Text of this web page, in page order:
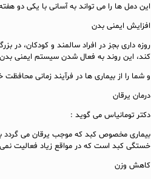
این دمل ها را می تواند به آسانی با یکی دو
افزایش ایمنی بدن
روزه داری بجز در افراد سالمند و کودکان،
کند، این روند به فعال شدن سیستم ایمنی
و شما را از بیماری ها در فرآیند زمانی محافظت
درمان یرقان
دکتر تومانیاس می گوید :
بیماری مخصوص کبد که موجب یرقان می گردد
خستگی کبد است که در مواقع زیاد فعالیت نمی
کاهش وزن